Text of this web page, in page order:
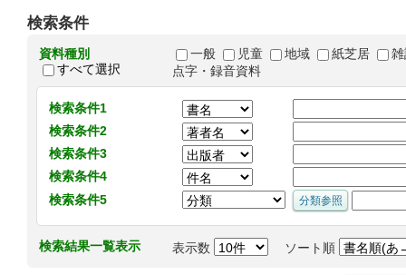
検索条件
資料種別
すべて選択
一般 児童 地域 紙芝居
点字・録音資料
検索条件1
検索条件2
検索条件3
検索条件4
検索条件5
検索結果一覧表示 表示数 ソート順